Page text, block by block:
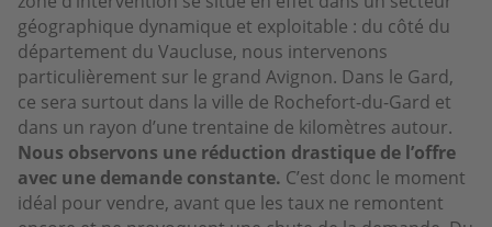
géographique dynamique et exploitable : du côté du
département du Vaucluse, nous intervenons
particulièrement sur le grand Avignon. Dans le Gard,
ce sera surtout dans la ville de Rochefort-du-Gard et
dans un rayon d’une trentaine de kilomètres autour.
Nous observons une réduction drastique de l’offre
avec une demande constante. C’est donc le moment
idéal pour vendre, avant que les taux ne remontent